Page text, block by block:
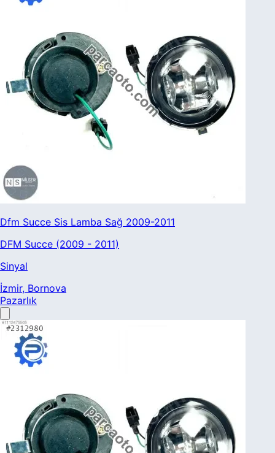
Dfm Succe Sis Lamba Sağ 2009-2011
DFM Succe (2009 - 2011)
Sinyal
İzmir, Bornova
Pazarlık